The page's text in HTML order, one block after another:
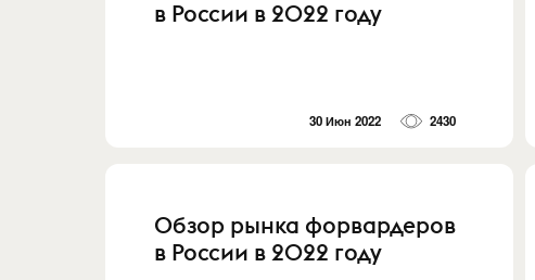
в России в 2022 году
30 Июн 2022 2430
Обзор рынка форвардеров
в России в 2022 году